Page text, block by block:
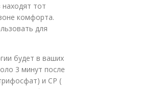
тот
комфорта.
для
будет в ваших
3 минут после
и CP (